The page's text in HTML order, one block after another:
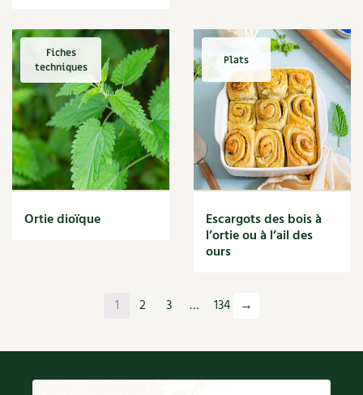
Nourriture
Nuisibles
Numérique
Nutriments
Observation
Œuf
Oignon
Oiseaux
Olivier
Optimiser l'espace
Paille
Panais
Fiches
techniques
Ortie dioïque
Plats
Escargots des bois à
l’ortie ou à l’ail des
ours
1 2 3 … 134 →